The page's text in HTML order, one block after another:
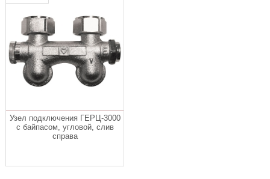
Узел подключения ГЕРЦ-3000
с байпасом, угловой, слив
справа